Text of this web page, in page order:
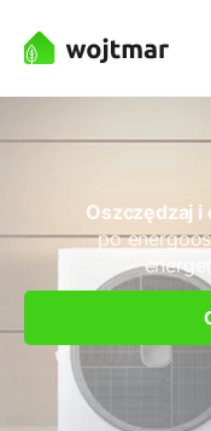
Oszczędzaj i
po